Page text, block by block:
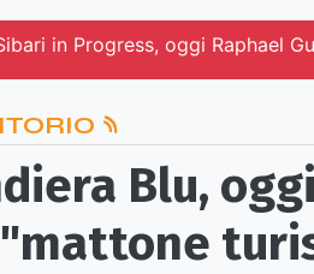
in Progress, oggi Raphael
Blu,